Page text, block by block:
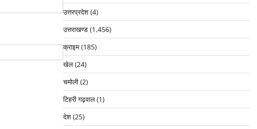
उत्तरप्रदेश(4)
उत्तराखण्ड(1,456)
क्राइम(185)
खेल(24)
चमोली(2)
टिहरी गढ़वाल(1)
देश(25)